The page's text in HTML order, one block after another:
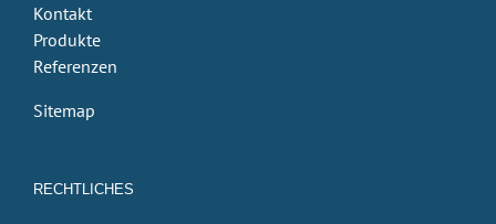
Kontakt
Produkte
Referenzen
Sitemap
RECHTLICHES